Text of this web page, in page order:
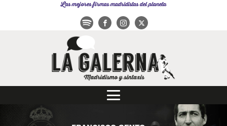
Las mejores firmas madridistas del planeta